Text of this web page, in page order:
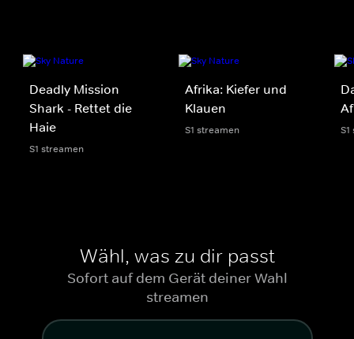
Deadly Mission
Shark - Rettet die
Haie
S1 streamen
Afrika: Kiefer und
Klauen
S1 streamen
Wähl, was zu dir passt
Sofort auf dem Gerät deiner Wahl
streamen